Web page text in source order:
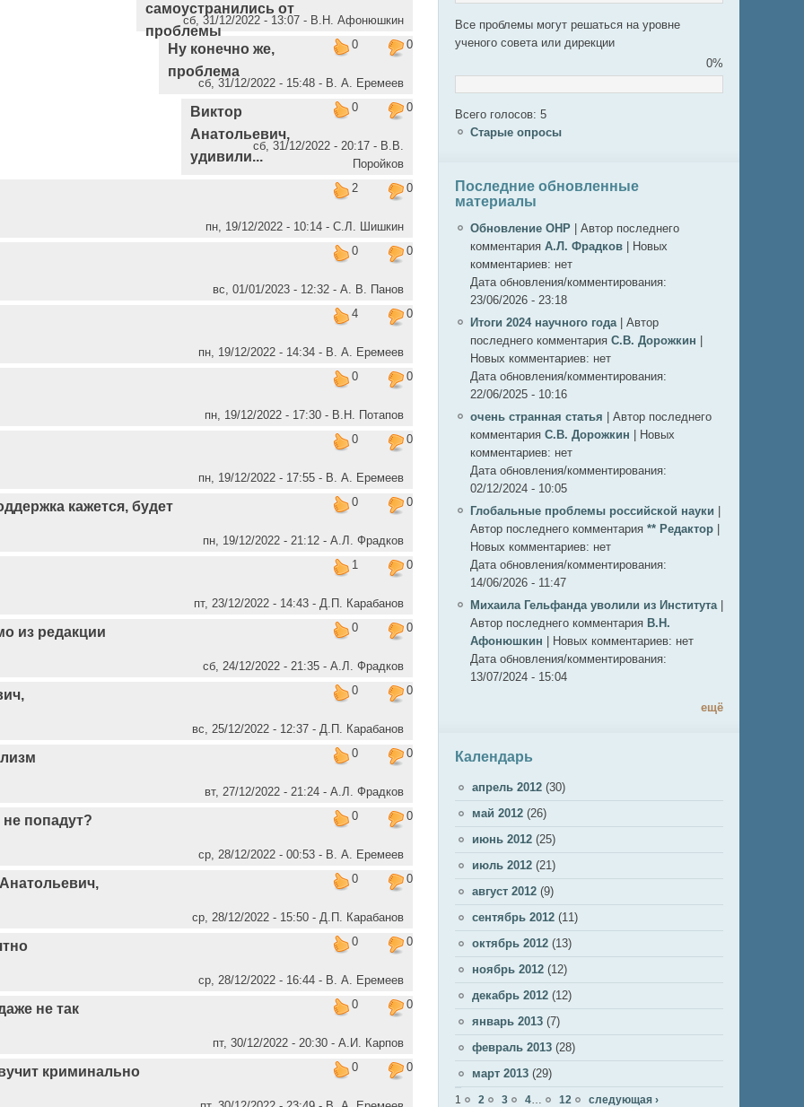
самоустранились от
проблемы
сб, 31/12/2022 - 13:07 - В.Н. Афонюшкин
0
0
Ну конечно же,
проблема
сб, 31/12/2022 - 15:48 - В. А. Еремеев
0
0
Виктор
Анатольевич,
удивили...
сб, 31/12/2022 - 20:17 - В.В.
Поройков
2
0
пн, 19/12/2022 - 10:14 - С.Л. Шишкин
0
0
вс, 01/01/2023 - 12:32 - А. В. Панов
4
0
пн, 19/12/2022 - 14:34 - В. А. Еремеев
0
0
пн, 19/12/2022 - 17:30 - В.Н. Потапов
0
0
пн, 19/12/2022 - 17:55 - В. А. Еремеев
0
0
кажется, будет
пн, 19/12/2022 - 21:12 - А.Л. Фрадков
1
0
пт, 23/12/2022 - 14:43 - Д.П. Карабанов
0
0
из редакции
сб, 24/12/2022 - 21:35 - А.Л. Фрадков
0
0
вс, 25/12/2022 - 12:37 - Д.П. Карабанов
0
0
вт, 27/12/2022 - 21:24 - А.Л. Фрадков
0
0
попадут?
ср, 28/12/2022 - 00:53 - В. А. Еремеев
0
0
ср, 28/12/2022 - 15:50 - Д.П. Карабанов
0
0
ср, 28/12/2022 - 16:44 - В. А. Еремеев
0
0
не так
пт, 30/12/2022 - 20:30 - А.И. Карпов
0
0
криминально
Все проблемы могут решаться на уровне
ученого совета или дирекции
0%
Всего голосов: 5
Старые опросы
Последние обновленные
материалы
Обновление ОНР
Автор последнего
комментария А.Л. Фрадков
Новых
комментариев: нет
Дата обновления/комментирования:
23/06/2026 - 23:18
Итоги 2024 научного года
Автор
последнего комментария С.В. Дорожкин
Новых комментариев: нет
Дата обновления/комментирования:
22/06/2025 - 10:16
очень странная статья
Автор последнего
комментария С.В. Дорожкин
Новых
комментариев: нет
Дата обновления/комментирования:
02/12/2024 - 10:05
Глобальные проблемы российской науки
Автор последнего комментария ** Редактор
Новых комментариев: нет
Дата обновления/комментирования:
14/06/2026 - 11:47
Михаила Гельфанда уволили из Института
Автор последнего комментария В.Н.
Афонюшкин
Новых комментариев: нет
Дата обновления/комментирования:
13/07/2024 - 15:04
ещё
Календарь
апрель 2012 (30)
май 2012 (26)
июнь 2012 (25)
июль 2012 (21)
август 2012 (9)
сентябрь 2012 (11)
октябрь 2012 (13)
ноябрь 2012 (12)
декабрь 2012 (12)
январь 2013 (7)
февраль 2013 (28)
март 2013 (29)
Страницы
1 2 3 4 12 следующая ›